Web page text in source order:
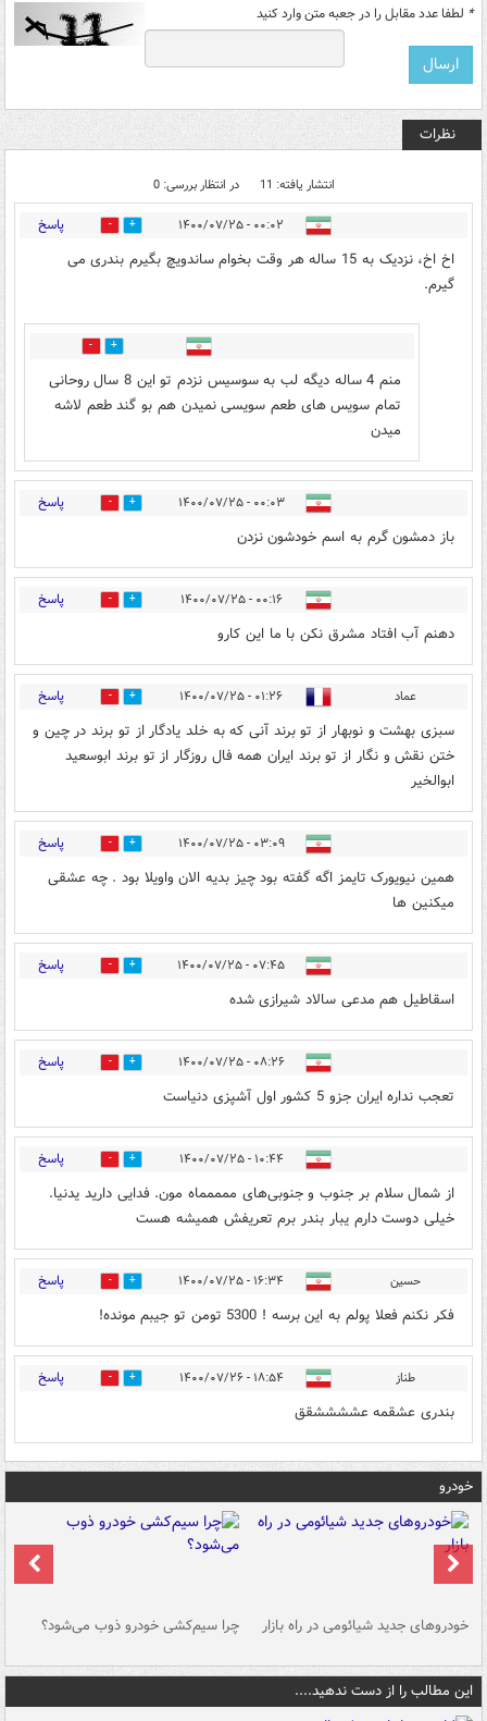
* لطفا عدد مقابل را در جعبه متن وارد کنید
نظرات
انتشار یافته: 11 در انتظار بررسی: 0
۰۰:۰۲ - ۱۴۰۰/۰۷/۲۵ 8 پاسخ
اخ اخ، نزدیک به 15 ساله هر وقت بخوام ساندویچ بگیرم بندری می
گیرم.
8
منم 4 ساله دیگه لب به سوسیس نزدم تو این 8 سال روحانی
تمام سویس های طعم سویسی نمیدن هم بو گند طعم لاشه
میدن
۰۰:۰۳ - ۱۴۰۰/۰۷/۲۵ 6 پاسخ
باز دمشون گرم به اسم خودشون نزدن
۰۰:۱۶ - ۱۴۰۰/۰۷/۲۵ 7 پاسخ
دهنم آب افتاد مشرق نکن با ما این کارو
عماد ۰۱:۲۶ - ۱۴۰۰/۰۷/۲۵ 3 پاسخ
سبزی بهشت و نوبهار از تو برند آنی که به خلد یادگار از تو برند در چین و
ختن نقش و نگار از تو برند ایران همه فال روزگار از تو برند ابوسعید
ابوالخیر
۰۳:۰۹ - ۱۴۰۰/۰۷/۲۵ 5 پاسخ
همین نیویورک تایمز اگه گفته بود چیز بدیه الان واویلا بود . چه عشقی
میکنین ها
۰۷:۴۵ - ۱۴۰۰/۰۷/۲۵ 8 پاسخ
اسقاطیل هم مدعی سالاد شیرازی شده
۰۸:۲۶ - ۱۴۰۰/۰۷/۲۵ 14 پاسخ
تعجب نداره ایران جزو 5 کشور اول آشپزی دنیاست
۱۰:۴۴ - ۱۴۰۰/۰۷/۲۵ 13 پاسخ
از شمال سلام بر جنوب و جنوبی‌های ممممماه مون. فدایی دارید یدنیا.
خیلی دوست دارم یبار بندر برم تعریفش همیشه هست
حسین ۱۶:۳۴ - ۱۴۰۰/۰۷/۲۵ 1 پاسخ
فکر نکنم فعلا پولم به این برسه ! 5300 تومن تو جیبم مونده!
طناز ۱۸:۵۴ - ۱۴۰۰/۰۷/۲۶ 0 پاسخ
بندری عشقمه عششششقق
خودرو
خودروهای جدید شیائومی در راه بازار چرا سیم‌کشی خودرو ذوب می‌شود؟
این مطالب را از دست ندهید....